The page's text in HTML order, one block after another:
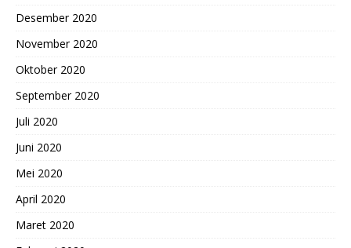
Desember 2020
November 2020
Oktober 2020
September 2020
Juli 2020
Juni 2020
Mei 2020
April 2020
Maret 2020